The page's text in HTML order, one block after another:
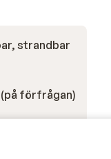
strandbar
förfrågan)